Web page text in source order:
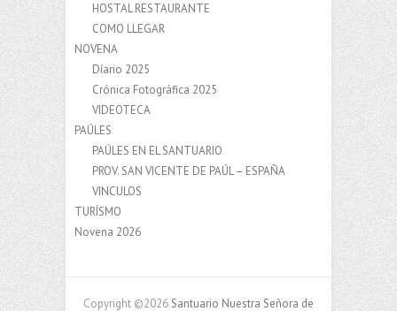
HOSTAL RESTAURANTE
COMO LLEGAR
NOVENA
Díario 2025
Crónica Fotográfica 2025
VIDEOTECA
PAÚLES
PAÚLES EN EL SANTUARIO
PROV. SAN VICENTE DE PAÚL – ESPAÑA
VINCULOS
TURÍSMO
Novena 2026
Copyright ©2026 Santuario Nuestra Señora de